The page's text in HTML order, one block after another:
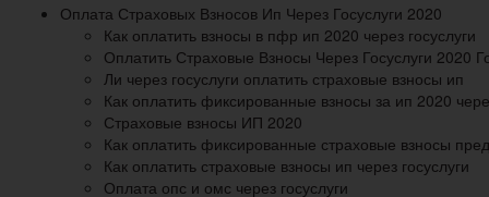
Оплата Страховых Взносов Ип Через Госуслуги 2020
Как оплатить взносы в пфр ип 2020 через госуслуги
Оплатить Страховые Взносы Через Госуслуги 2020
Ли через госуслуги оплатить страховые взносы ип
Как оплатить фиксированные взносы за ип 2020
Страховые взносы ИП 2020
Как оплатить фиксированные страховые взносы
Как оплатить страховые взносы ип через госуслуги
Оплата опс и омс через госуслуги